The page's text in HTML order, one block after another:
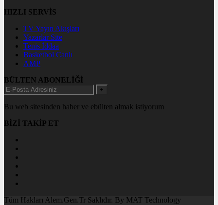
HIZLI SERVİS
TV Yayın Akışları
Yazarlar Site
Tenis İddaa
Basketbol Canlı
AMP
BÜLTEN ABONELİĞİ
+
Bu web sitesinden haber ve ebülten almak istiyorum
BİZİ TAKİP ET
Tüm Hakları Alem.Gen.Tr Saklıdır. By MAT Technology